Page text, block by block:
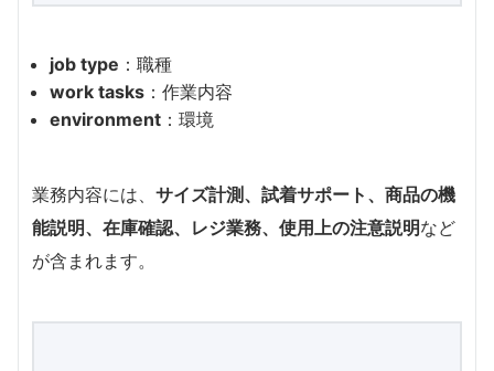
job type ：職種
work tasks ：作業内容
environment ：環境
業務内容には、 サイズ計測、試着サポート、商品の機
能説明、在庫確認、レジ業務、使用上の注意説明など
が含まれます。